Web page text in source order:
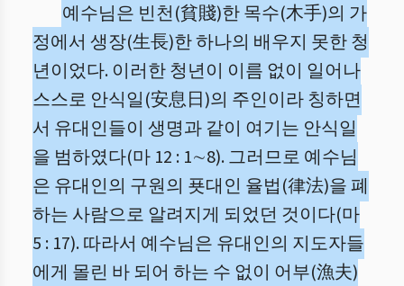
예수님은 빈천(貧賤)한 목수(木手)의 가
정에서 생장(生長)한 하나의 배우지 못한 청
년이었다. 이러한 청년이 이름 없이 일어나
스스로 안식일(安息日)의 주인이라 칭하면
서 유대인들이 생명과 같이 여기는 안식일
을 범하였다(마 12 : 1∼8). 그러므로 예수님
은 유대인의 구원의 푯대인 율법(律法)을 폐
하는 사람으로 알려지게 되었던 것이다(마
5 : 17). 따라서 예수님은 유대인의 지도자들
에게 몰린 바 되어 하는 수 없이 어부(漁夫)